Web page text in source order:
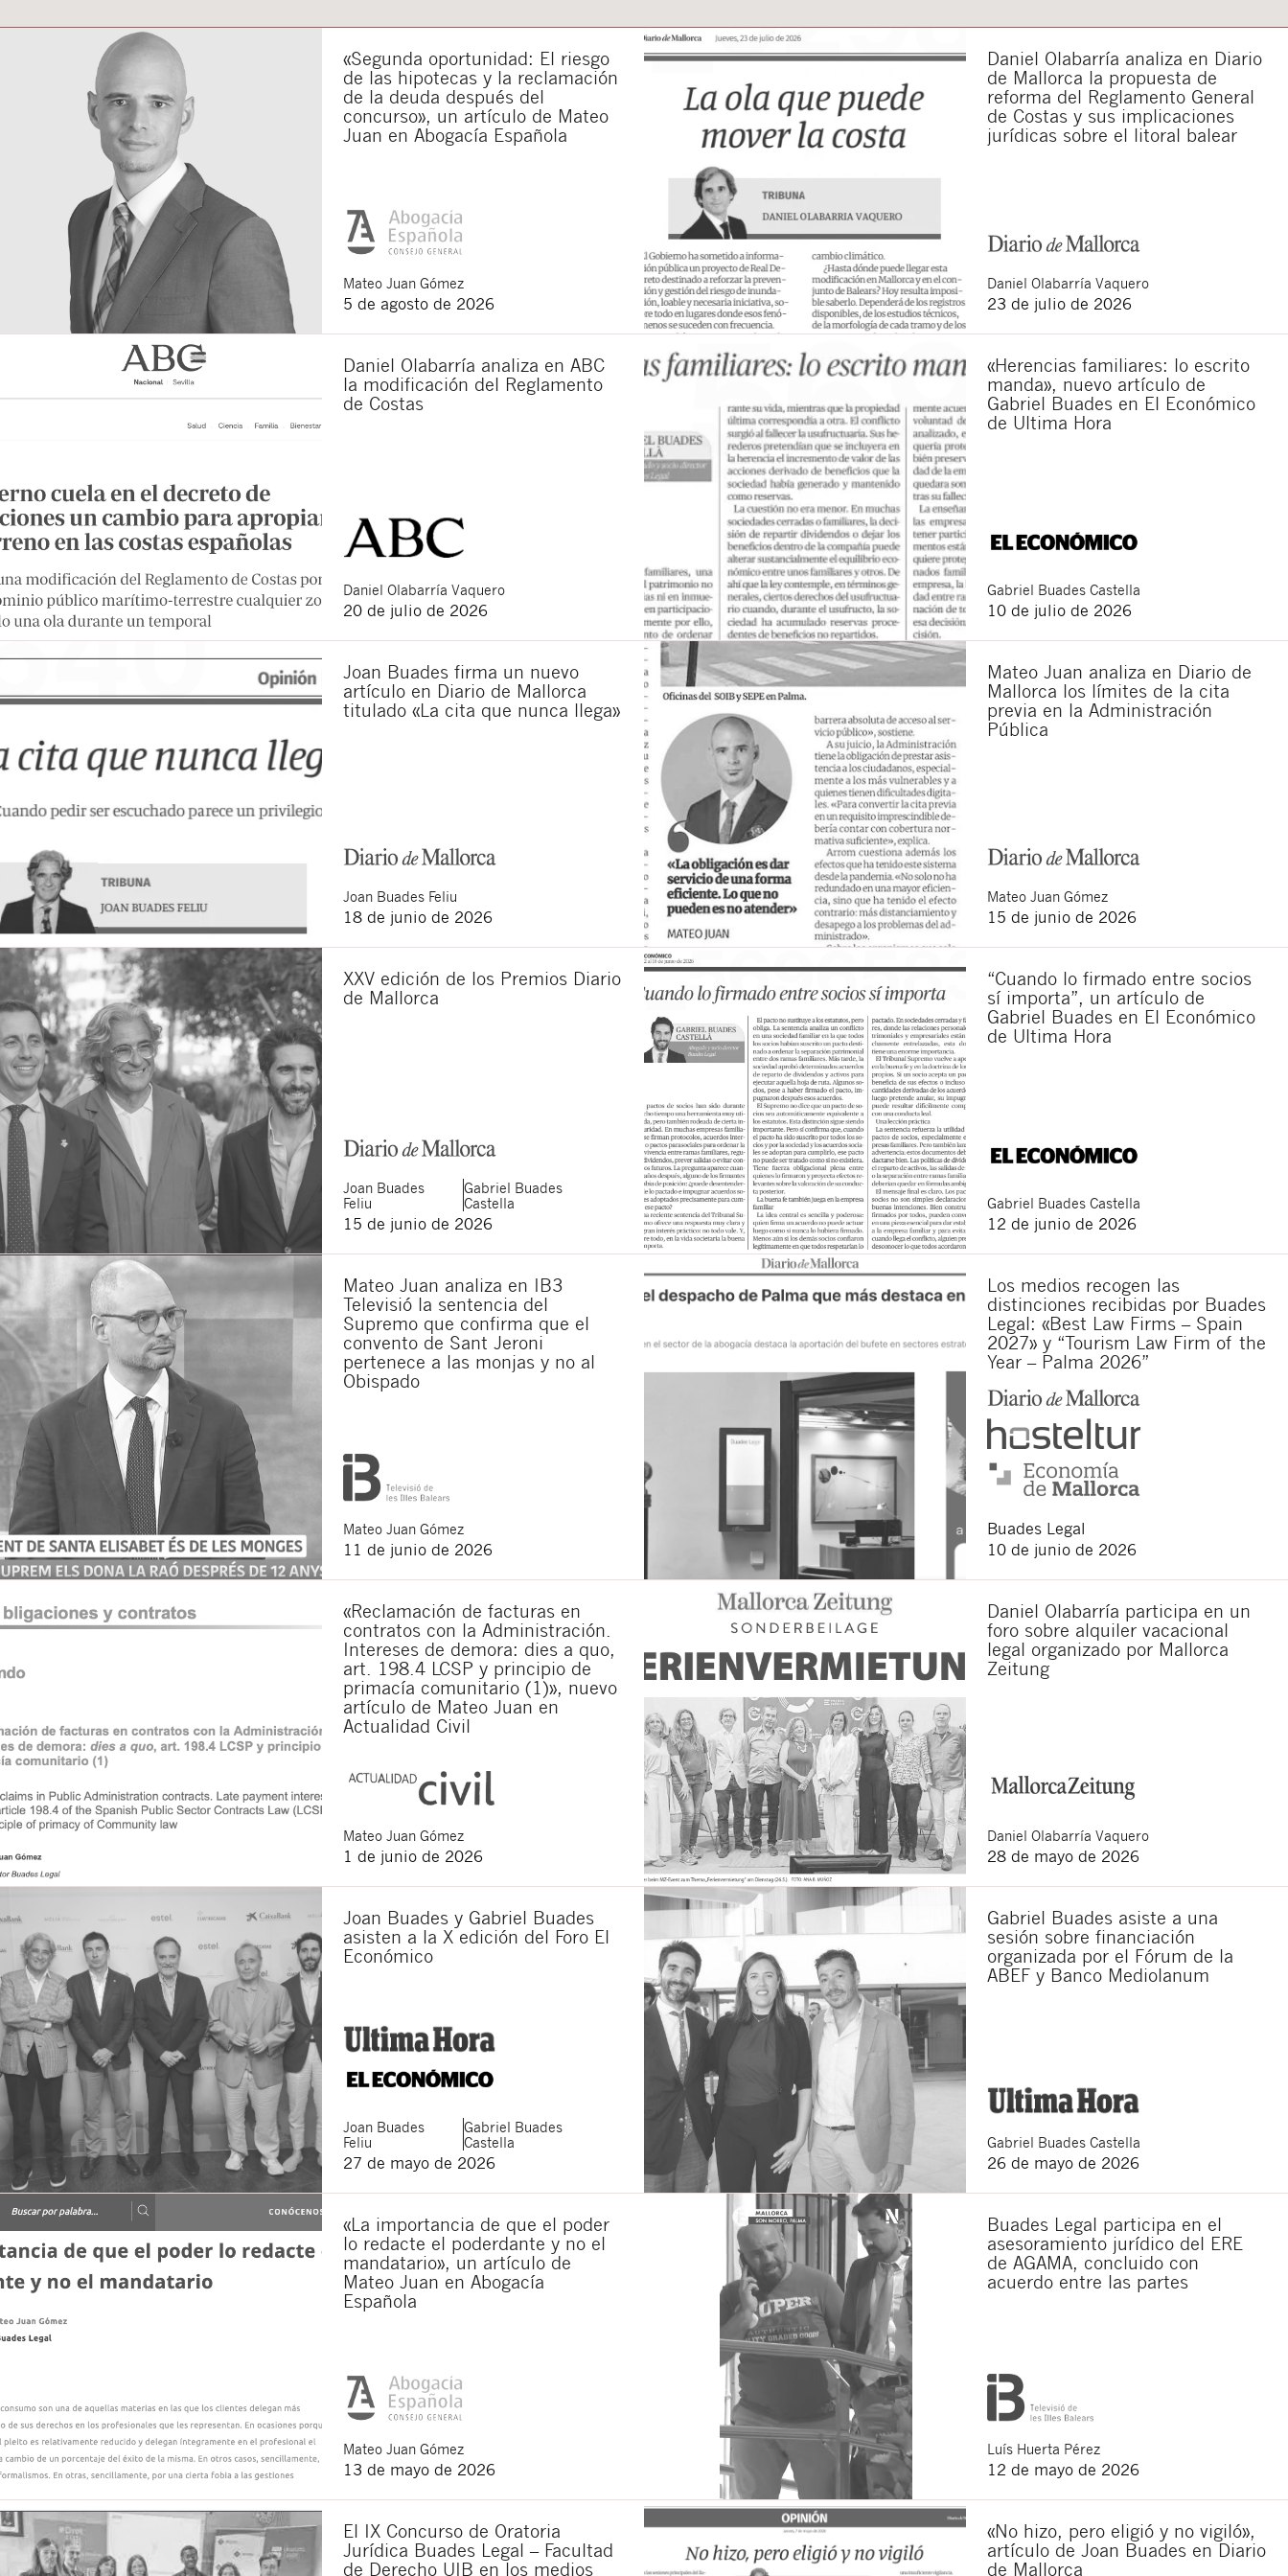
«Segunda oportunidad: El riesgo
de las hipotecas y la reclamación
de la deuda después del
concurso», un artículo de Mateo
Juan en Abogacía Española
Mateo Juan Gómez
5 de agosto de 2026
Daniel Olabarría analiza en Diario
de Mallorca la propuesta de
reforma del Reglamento General
de Costas y sus implicaciones
jurídicas sobre el litoral balear
Daniel Olabarría Vaquero
23 de julio de 2026
Daniel Olabarría analiza en ABC
la modificación del Reglamento
de Costas
Daniel Olabarría Vaquero
20 de julio de 2026
«Herencias familiares: lo escrito
manda», nuevo artículo de
Gabriel Buades en El Económico
de Ultima Hora
Gabriel Buades Castella
10 de julio de 2026
Joan Buades firma un nuevo
artículo en Diario de Mallorca
titulado «La cita que nunca llega»
Joan Buades Feliu
18 de junio de 2026
Mateo Juan analiza en Diario de
Mallorca los límites de la cita
previa en la Administración
Pública
Mateo Juan Gómez
15 de junio de 2026
XXV edición de los Premios Diario
de Mallorca
Joan Buades
Feliu
Gabriel Buades
Castella
15 de junio de 2026
“Cuando lo firmado entre socios
sí importa”, un artículo de
Gabriel Buades en El Económico
de Ultima Hora
Gabriel Buades Castella
12 de junio de 2026
Mateo Juan analiza en IB3
Televisió la sentencia del
Supremo que confirma que el
convento de Sant Jeroni
pertenece a las monjas y no al
Obispado
Mateo Juan Gómez
11 de junio de 2026
Los medios recogen las
distinciones recibidas por Buades
Legal: «Best Law Firms – Spain
2027» y “Tourism Law Firm of the
Year – Palma 2026”
Buades Legal
10 de junio de 2026
«Reclamación de facturas en
contratos con la Administración.
Intereses de demora: dies a quo,
art. 198.4 LCSP y principio de
primacía comunitario (1)», nuevo
artículo de Mateo Juan en
Actualidad Civil
Mateo Juan Gómez
1 de junio de 2026
Daniel Olabarría participa en un
foro sobre alquiler vacacional
legal organizado por Mallorca
Zeitung
Daniel Olabarría Vaquero
28 de mayo de 2026
Joan Buades y Gabriel Buades
asisten a la X edición del Foro El
Económico
Joan Buades
Feliu
Gabriel Buades
Castella
27 de mayo de 2026
Gabriel Buades asiste a una
sesión sobre financiación
organizada por el Fórum de la
ABEF y Banco Mediolanum
Gabriel Buades Castella
26 de mayo de 2026
«La importancia de que el poder
lo redacte el poderdante y no el
mandatario», un artículo de
Mateo Juan en Abogacía
Española
Mateo Juan Gómez
13 de mayo de 2026
Buades Legal participa en el
asesoramiento jurídico del ERE
de AGAMA, concluido con
acuerdo entre las partes
Luís Huerta Pérez
12 de mayo de 2026
El IX Concurso de Oratoria
Jurídica Buades Legal – Facultad
de Derecho UIB en los medios
«No hizo, pero eligió y no vigiló»,
artículo de Joan Buades en Diario
de Mallorca
Cerrar
Acepto recibir comunicaciones sobre nuevos artículos legales.
Acepto lascondiciones legalesyde privacidad
Al pulsar el botón de envío manifiesta haber leído la siguiente información básica sobre privacidad : El responsable del tratamiento
es Buades Legal S.L. La finalidad es la atención a su solicitud. Tiene derecho a acceder, rectificar y suprimir los datos, así como
otros derechos como se explica en la